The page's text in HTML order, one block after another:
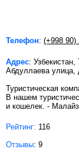
Телефон: (+998 90)
Адрес:
Абдуллаева улица,
Туристическая
В нашем
и кошелек. -
Рейтинг: 116
Отзывы: 9